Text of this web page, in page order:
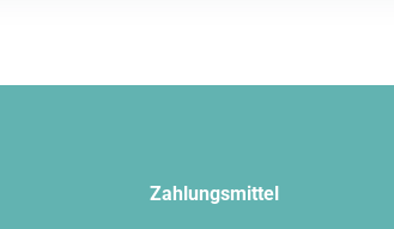
Zahlungsmittel